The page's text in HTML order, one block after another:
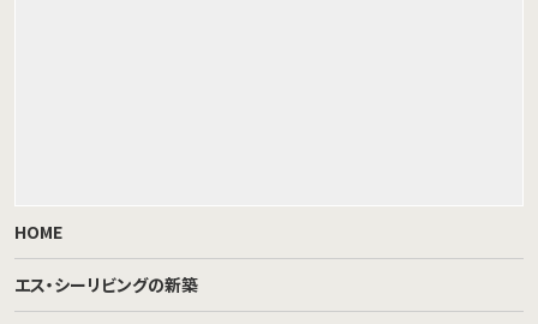
HOME
エス・シーリビングの新築